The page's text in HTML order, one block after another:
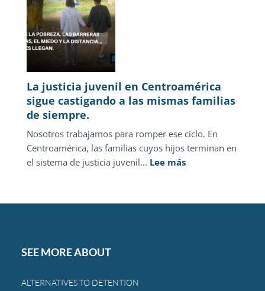
La justicia juvenil en Centroamérica
sigue castigando a las mismas familias
de siempre.
Nosotros trabajamos para romper ese ciclo. En
Centroamérica, las familias cuyos hijos terminan en
el sistema de justicia juvenil... Lee más:
juvenil
SEE MORE ABOUT
ALTERNATIVES TO DETENTION